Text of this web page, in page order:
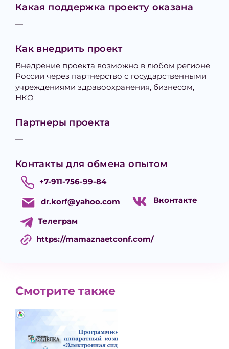
Какая поддержка проекту оказана
—
Как внедрить проект
Внедрение проекта возможно в любом регионе
России через партнерство с государственными
учреждениями здравоохранения, бизнесом,
НКО
Партнеры проекта
—
Контакты для обмена опытом
+7-911-756-99-84
dr.korf@yahoo.com Вконтакте
Телеграм
https://mamaznaetconf.com/
Смотрите также